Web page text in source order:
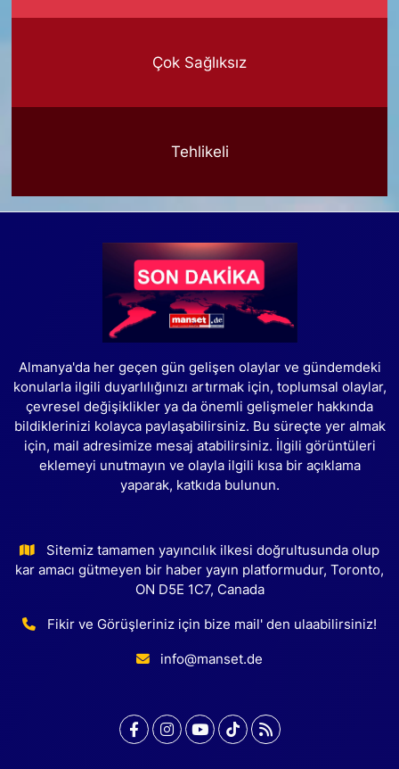
Çok Sağlıksız
Tehlikeli
Almanya'da her geçen gün gelişen olaylar ve gündemdeki
konularla ilgili duyarlılığınızı artırmak için, toplumsal olaylar,
çevresel değişiklikler ya da önemli gelişmeler hakkında
bildiklerinizi kolayca paylaşabilirsiniz. Bu süreçte yer almak
için, mail adresimize mesaj atabilirsiniz. İlgili görüntüleri
eklemeyi unutmayın ve olayla ilgili kısa bir açıklama
yaparak, katkıda bulunun.
Sitemiz tamamen yayıncılık ilkesi doğrultusunda olup
kar amacı gütmeyen bir haber yayın platformudur, Toronto,
ON D5E 1C7, Canada
Fikir ve Görüşleriniz için bize mail' den ulaabilirsiniz!
info@manset.de